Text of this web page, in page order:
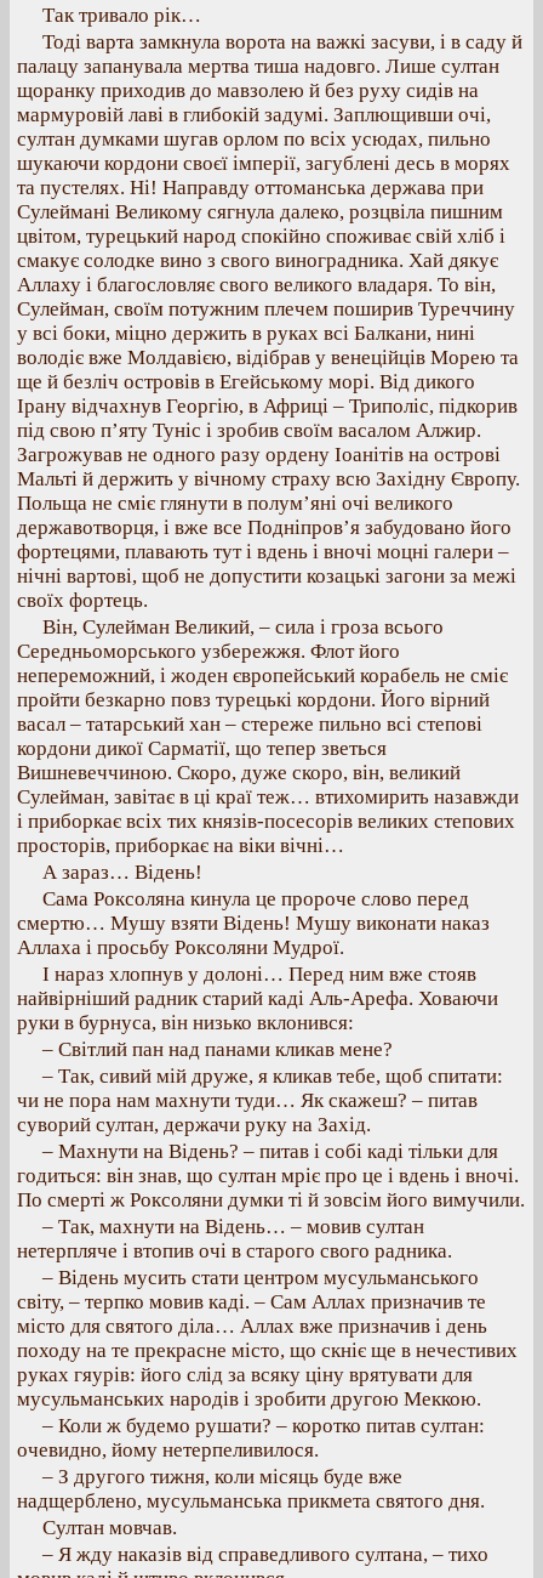
Так тривало рік…
Тоді варта замкнула ворота на важкі засуви, і в саду й
палацу запанувала мертва тиша надовго. Лише султан
щоранку приходив до мавзолею й без руху сидів на
мармуровій лаві в глибокій задумі. Заплющивши очі,
султан думками шугав орлом по всіх усюдах, пильно
шукаючи кордони своєї імперії, загублені десь в морях
та пустелях. Ні! Направду оттоманська держава при
Сулеймані Великому сягнула далеко, розцвіла пишним
цвітом, турецький народ спокійно споживає свій хліб і
смакує солодке вино з свого виноградника. Хай дякує
Аллаху і благословляє свого великого владаря. То він,
Сулейман, своїм потужним плечем поширив Туреччину
у всі боки, міцно держить в руках всі Балкани, нині
володіє вже Молдавією, відібрав у венеційців Морею та
ще й безліч островів в Егейському морі. Від дикого
Ірану відчахнув Георгію, в Африці – Триполіс, підкорив
під свою п’яту Туніс і зробив своїм васалом Алжир.
Загрожував не одного разу ордену Іоанітів на острові
Мальті й держить у вічному страху всю Західну Європу.
Польща не сміє глянути в полум’яні очі великого
державотворця, і вже все Подніпров’я забудовано його
фортецями, плавають тут і вдень і вночі моцні галери –
нічні вартові, щоб не допустити козацькі загони за межі
своїх фортець.
Він, Сулейман Великий, – сила і гроза всього
Середньоморського узбережжя. Флот його
непереможний, і жоден європейський корабель не сміє
пройти безкарно повз турецькі кордони. Його вірний
васал – татарський хан – стереже пильно всі степові
кордони дикої Сарматії, що тепер зветься
Вишневеччиною. Скоро, дуже скоро, він, великий
Сулейман, завітає в ці краї теж… втихомирить назавжди
і приборкає всіх тих князів-посесорів великих степових
просторів, приборкає на віки вічні…
А зараз… Відень!
Сама Роксоляна кинула це пророче слово перед
смертю… Мушу взяти Відень! Мушу виконати наказ
Аллаха і просьбу Роксоляни Мудрої.
І нараз хлопнув у долоні… Перед ним вже стояв
найвірніший радник старий каді Аль-Арефа. Ховаючи
руки в бурнуса, він низько вклонився:
– Світлий пан над панами кликав мене?
– Так, сивий мій друже, я кликав тебе, щоб спитати:
чи не пора нам махнути туди… Як скажеш? – питав
суворий султан, держачи руку на Захід.
– Махнути на Відень? – питав і собі каді тільки для
годиться: він знав, що султан мріє про це і вдень і вночі.
По смерті ж Роксоляни думки ті й зовсім його вимучили.
– Так, махнути на Відень… – мовив султан
нетерпляче і втопив очі в старого свого радника.
– Відень мусить стати центром мусульманського
світу, – терпко мовив каді. – Сам Аллах призначив те
місто для святого діла… Аллах вже призначив і день
походу на те прекрасне місто, що скніє ще в нечестивих
руках гяурів: його слід за всяку ціну врятувати для
мусульманських народів і зробити другою Меккою.
– Коли ж будемо рушати? – коротко питав султан:
очевидно, йому нетерпеливилося.
– З другого тижня, коли місяць буде вже
надщерблено, мусульманська прикмета святого дня.
Султан мовчав.
– Я жду наказів від справедливого султана, – тихо